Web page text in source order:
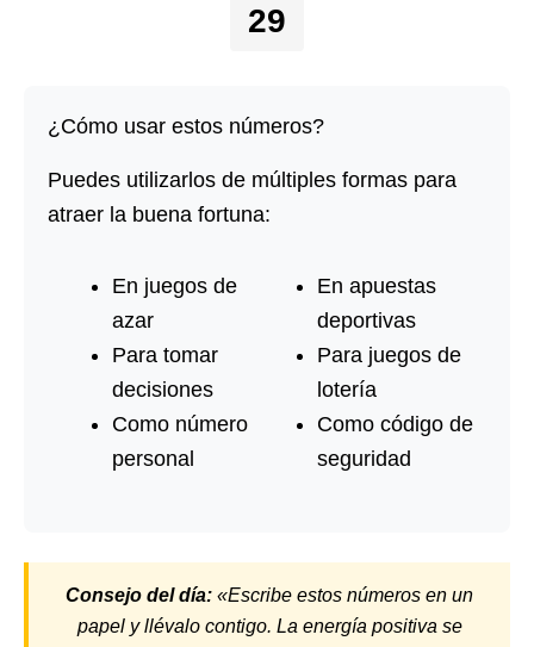
29
¿Cómo usar estos números?
Puedes utilizarlos de múltiples formas para
atraer la buena fortuna:
En juegos de
azar
Para tomar
decisiones
Como número
personal
En apuestas
deportivas
Para juegos de
lotería
Como código de
seguridad
Consejo del día: «Escribe estos números en un
papel y llévalo contigo. La energía positiva se